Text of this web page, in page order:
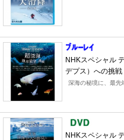
NHKスペシャル
デプス）への挑戦
深海の秘境に、最先
NHKスペシャル